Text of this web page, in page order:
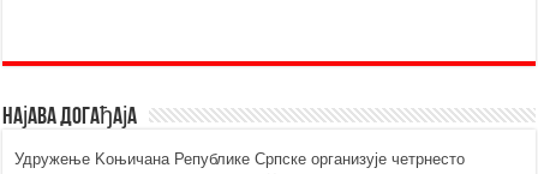
Најава догађаја
Удружење Kоњичана Републике Српске организује четрнесто